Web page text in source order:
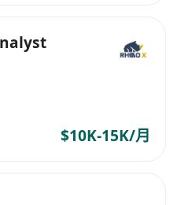
管理體系、ISO27001信
公有云個人信息保護體
全管理體系認證，所有體
取得網絡安全等級保護
融行業最高級別的信息
均 8 年以上的研发经
力和跨地区技术适配能
术移植并本地化改造，
拓展。 客户资源：公司
构，已与超过 1200 家
行、农村金融机构及头
$10K-15K/月